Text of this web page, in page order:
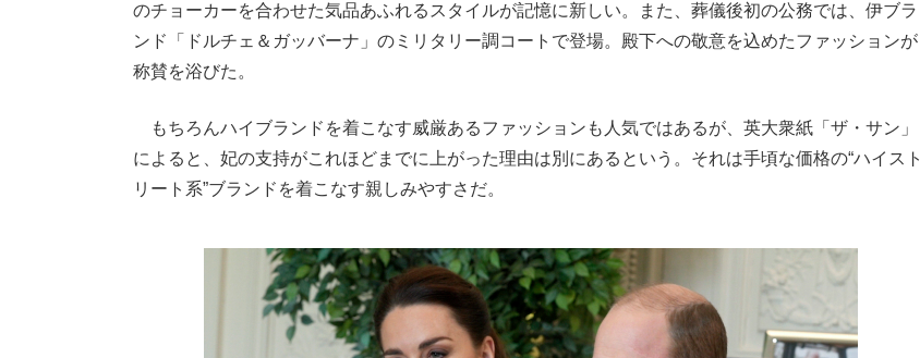
のチョーカーを合わせた気品あふれるスタイルが記憶に新しい。また、葬儀後初の公務では、伊ブラ
ンド「ドルチェ＆ガッバーナ」のミリタリー調コートで登場。殿下への敬意を込めたファッションが
称賛を浴びた。
もちろんハイブランドを着こなす威厳あるファッションも人気ではあるが、英大衆紙「ザ・サン」
によると、妃の支持がこれほどまでに上がった理由は別にあるという。それは手頃な価格の“ハイスト
リート系”ブランドを着こなす親しみやすさだ。